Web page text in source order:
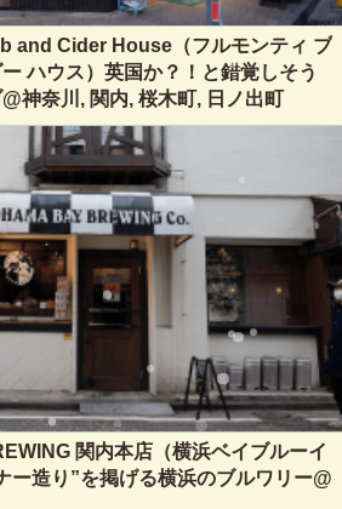
and Cider House（フルモンティ ブ
ハウス）英国か？！と錯覚しそう
神奈川, 関内, 桜木町, 日ノ出町
関内本店（横浜ベイブルーイ
ー造り”を掲げる横浜のブルワリー@